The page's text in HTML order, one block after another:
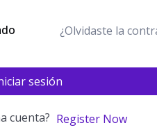
¿Olvidaste la
sesión
cuenta? Register Now